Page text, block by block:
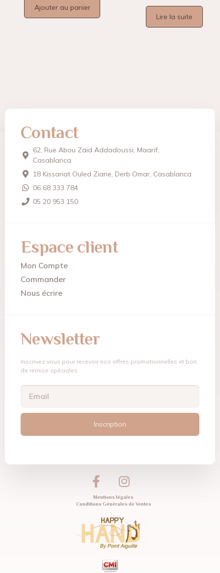
Ajouter au panier
Lire la suite
Contact
62, Rue Abou Zaid Addadoussi, Maarif,
Casablanca
18 Kissariat Ouled Ziane, Derb Omar, Casablanca
06 68 333 784
05 20 953 150
Espace client
Mon Compte
Commander
Nous écrire
Newsletter
Inscrivez vous pour recevoir nos offres promotionnelles et bon
de remise spéciales
Inscription
Mentions légales
Conditions Générales de Ventes